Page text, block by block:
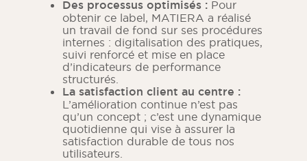
Des processus optimisés : Pour
obtenir ce label, MATIERA a réalisé
un travail de fond sur ses procédures
internes : digitalisation des pratiques,
suivi renforcé et mise en place
d’indicateurs de performance
structurés.
La satisfaction client au centre :
L’amélioration continue n’est pas
qu’un concept ; c’est une dynamique
quotidienne qui vise à assurer la
satisfaction durable de tous nos
utilisateurs.